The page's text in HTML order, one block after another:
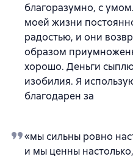
благоразумно, с
моей жизни
радостью, и они
образом
хорошо. Деньги
изобилия. Я
благодарен за
«мы сильны ровно
и мы ценны